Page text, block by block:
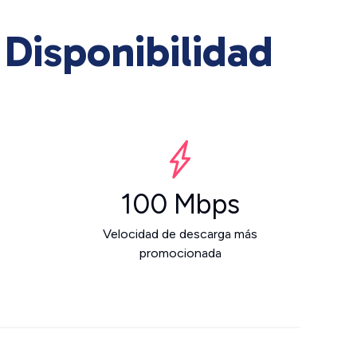
100 Mbps
Velocidad de descarga más
promocionada